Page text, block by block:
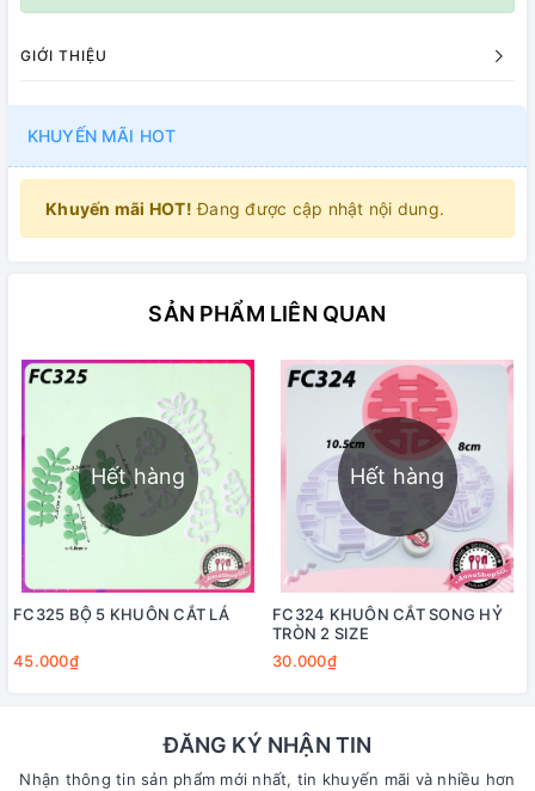
GIỚI THIỆU
KHUYẾN MÃI HOT
Khuyến mãi HOT! Đang được cập nhật nội dung.
SẢN PHẨM LIÊN QUAN
Hết hàng
FC325 BỘ 5 KHUÔN CẮT LÁ
45.000₫
Hết hàng
FC324 KHUÔN CẮT SONG HỶ
TRÒN 2 SIZE
30.000₫
ĐĂNG KÝ NHẬN TIN
Nhận thông tin sản phẩm mới nhất, tin khuyến mãi và nhiều hơn